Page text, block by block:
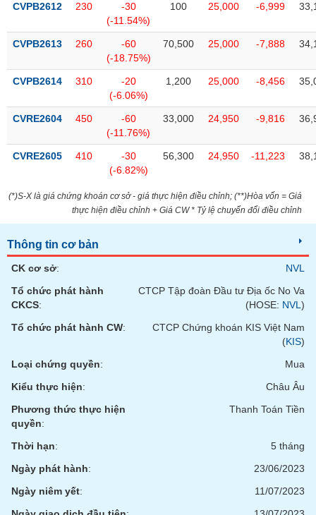
CVPB2612 230
-30
(-11.54%)
100 25,000 -6,999
CVPB2613 260
-60
(-18.75%)
70,500 25,000 -7,888
CVPB2614 310
-20
(-6.06%)
1,200 25,000 -8,456
CVRE2604 450
-60
(-11.76%)
33,000 24,950 -9,816
CVRE2605 410
-30
(-6.82%)
56,300 24,950 -11,223
(*)S-X là giá chứng khoán cơ sở - giá thực hiện điều chỉnh; (**)Hòa vốn = Giá
thực hiện điều chỉnh + Giá CW * Tỷ lệ chuyển đổi điều chỉnh
Thông tin cơ bản
CK cơ sở:
NVL
Tổ chức phát hành
CKCS:
CTCP Tập đoàn Đầu tư Địa ốc No Va
(HOSE: NVL )
Tổ chức phát hành CW:
CTCP Chứng khoán KIS Việt Nam
(KIS)
Loại chứng quyền:
Mua
Kiểu thực hiện:
Châu Âu
Phương thức thực hiện
quyền:
Thanh Toán Tiền
Thời hạn:
5 tháng
Ngày phát hành:
23/06/2023
Ngày niêm yết:
11/07/2023
tức
(-)
Bài
tác
(-)
Báo
cáo
tích
(-)
ngữ
(-)
(-)
Đào
tạo
Sách
tài